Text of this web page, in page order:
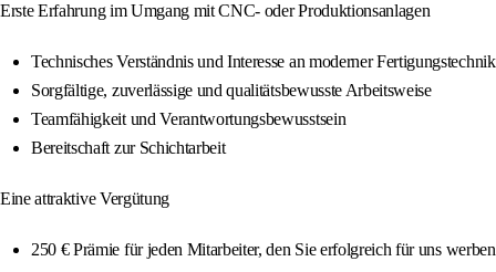
Erste Erfahrung im Umgang mit CNC- oder Produktionsanlagen
Technisches Verständnis und Interesse an moderner Fertigungstechnik
Sorgfältige, zuverlässige und qualitätsbewusste Arbeitsweise
Teamfähigkeit und Verantwortungsbewusstsein
Bereitschaft zur Schichtarbeit
Eine attraktive Vergütung
250 € Prämie für jeden Mitarbeiter, den Sie erfolgreich für uns werben